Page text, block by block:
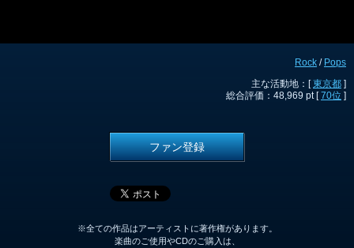
Rock / Pops
主な活動地：[東京都 ]
総合評価：48,969 pt [70位 ]
ファン登録
※全ての作品はアーティストに著作権があります。
楽曲のご使用やCDのご購入は、